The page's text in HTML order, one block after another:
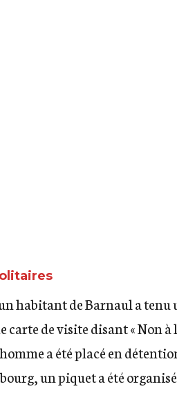
habitant de Barnaul a tenu
carte de visitedisant « Non à
a été placé en
un piqueta été